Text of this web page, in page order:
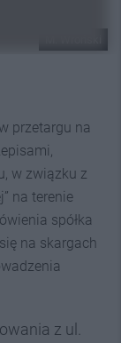
przetargu na
w związku z
na terenie
spółka
na skargach
z ul.